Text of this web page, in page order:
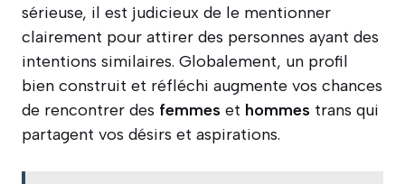
sérieuse, il est judicieux de le mentionner
clairement pour attirer des personnes ayant des
intentions similaires. Globalement, un profil
bien construit et réfléchi augmente vos chances
de rencontrer des femmes et hommes trans qui
partagent vos désirs et aspirations.